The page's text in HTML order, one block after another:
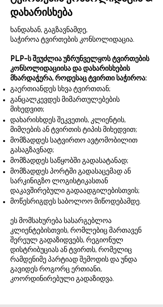
დახარისხება
ხანდახან, გაგზავნამდე,
საჭიროა ტვირთების კონსოლიდაცია.
PLP-ს შეუძლია უზრუნველყოს ტვირთების
კონსოლიდაციისა და დახარისხების
მხარდაჭერა, როდესაც ტვირთი საჭიროა:
გაერთიანდეს სხვა ტვირთთან;
განცალკევდეს მიმართულებების
მიხედვით;
დახარისხდეს შეკვეთის, კლიენტის,
მიმღების ან ტვირთის ტიპის მიხედვით;
მომზადდეს სატვირთო ავტომობილით
გასაგზავნად;
მომზადდეს საწყობში გადასატანად;
მომზადდეს პორტში გადასაცემად ან
სარკინიგზო ლოგისტიკასთან
დაკავშირებული გადაადგილებისთვის;
მოწესრიგდეს საბოლოო მიწოდებამდე.
ეს მომსახურება სასარგებლოა
კლიენტებისთვის, რომლებიც მართავენ
შერეულ გადაზიდვებს, რეგიონულ
დისტრიბუციას ან ტვირთს, რომელიც
რამდენიმე პარტიად შემოდის და უნდა
გავიდეს როგორც ერთიანი,
კოორდინირებული გადაზიდვა.